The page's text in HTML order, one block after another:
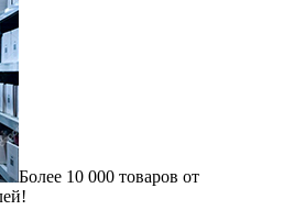
Более 10 000 товаров от